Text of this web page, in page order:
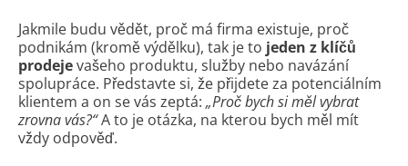
Jakmile budu vědět, proč má firma existuje, proč
podnikám (kromě výdělku), tak je to jeden z klíčů
prodejevašeho produktu, služby nebo navázání
spolupráce. Představte si, že přijdete za potenciálním
klientem a on se vás zeptá: „Proč bych si měl vybrat
zrovna vás?“A to je otázka, na kterou bych měl mít
vždy odpověď.